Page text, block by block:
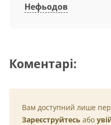
Нефьодов
Коментарі:
Вам доступний лише
Зареєструйтесь або